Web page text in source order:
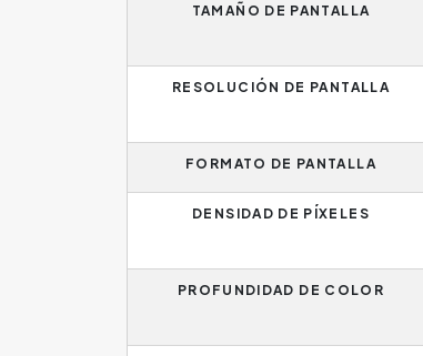
TAMAÑO DE PANTALLA
RESOLUCIÓN DE PANTALLA
FORMATO DE PANTALLA
DENSIDAD DE PÍXELES
PROFUNDIDAD DE COLOR